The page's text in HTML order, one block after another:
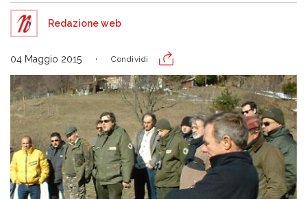
Redazione web
04 Maggio 2015 Condividi